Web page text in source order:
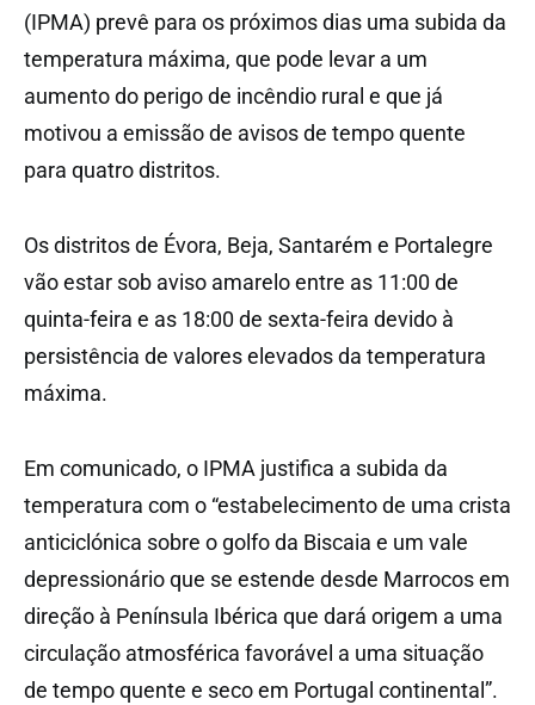
(IPMA) prevê para os próximos dias uma subida da
temperatura máxima, que pode levar a um
aumento do perigo de incêndio rural e que já
motivou a emissão de avisos de tempo quente
para quatro distritos.
Os distritos de Évora, Beja, Santarém e Portalegre
vão estar sob aviso amarelo entre as 11:00 de
quinta-feira e as 18:00 de sexta-feira devido à
persistência de valores elevados da temperatura
máxima.
Em comunicado, o IPMA justifica a subida da
temperatura com o “estabelecimento de uma crista
anticiclónica sobre o golfo da Biscaia e um vale
depressionário que se estende desde Marrocos em
direção à Península Ibérica que dará origem a uma
circulação atmosférica favorável a uma situação
de tempo quente e seco em Portugal continental”.